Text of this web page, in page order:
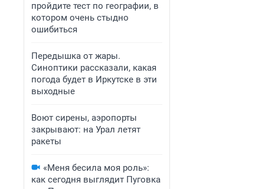
пройдите тест по географии, в
котором очень стыдно
ошибиться
Передышка от жары.
Синоптики рассказали, какая
погода будет в Иркутске в эти
выходные
Воют сирены, аэропорты
закрывают: на Урал летят
ракеты
«Меня бесила моя роль»:
как сегодня выглядит Пуговка